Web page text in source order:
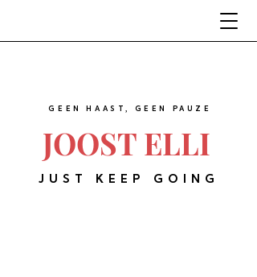
JOOST ELLI
GEEN HAAST, GEEN PAUZE
JUST KEEP GOING